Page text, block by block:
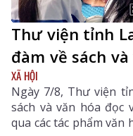
Thư viện tỉnh
đàm về sách
XÃ HỘI
Ngày 7/8, Thư viện
sách và văn hóa đọc
qua các tác phẩm văn